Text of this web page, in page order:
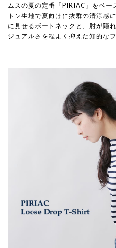
ムスの夏の定番「PIRIAC」をベー
トン生地で夏向けに抜群の清涼感
に見せるボートネックと、肘が隠
ジュアルさを程よく抑えた知的な